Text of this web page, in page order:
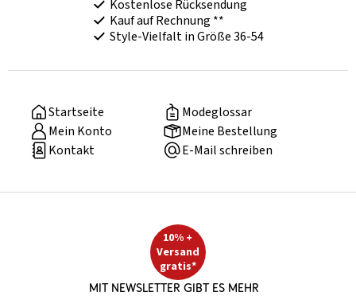
Kostenlose Rücksendung
Kauf auf Rechnung **
Style-Vielfalt in Größe 36-54
Startseite
Modeglossar
Mein Konto
Meine Bestellung
Kontakt
E-Mail schreiben
10% +
Versand
gratis*
Mit Newsletter gibt es mehr